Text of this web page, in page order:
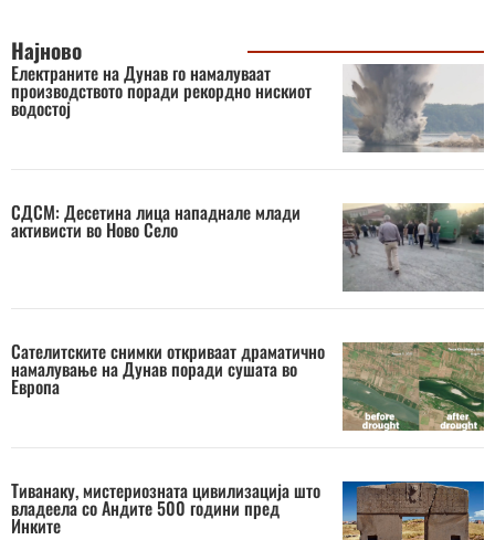
Најново
Електраните на Дунав го намалуваат
производството поради рекордно нискиот
водостој
СДСМ: Десетина лица нападнале млади
активисти во Ново Село
Сателитските снимки откриваат драматично
намалување на Дунав поради сушата во
Европа
Тиванаку, мистериозната цивилизација што
владеела со Андите 500 години пред
Инките